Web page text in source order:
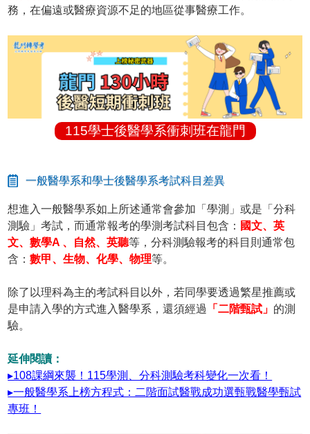
務，在偏遠或醫療資源不足的地區從事醫療工作。
115學士後醫學系衝刺班在龍門
一般醫學系和學士後醫學系考試科目差異
想進入一般醫學系如上所述通常會參加「學測」或是「分科
測驗」考試，而通常報考的學測考試科目包含： 國文、英
文、數學A 、自然、英聽等，分科測驗報考的科目則通常包
含：數甲、生物、化學、物理等。
除了以理科為主的考試科目以外，若同學要透過繁星推薦或
是申請入學的方式進入醫學系，還須經過
「二階甄試」 的測
驗。
延伸閱讀：
▸108課綱來襲！115學測、分科測驗考科變化一次看！
▸一般醫學系上榜方程式：二階面試醫戰成功選甄戰醫學甄試
專班！